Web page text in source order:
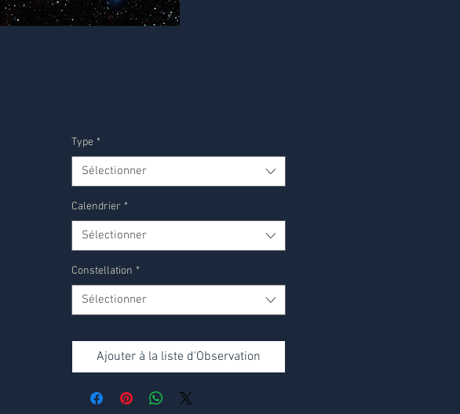
Type *
Sélectionner
Calendrier *
Sélectionner
Constellation *
Sélectionner
Ajouter à la liste d'Observation